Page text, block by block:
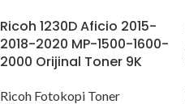
Ricoh 1230D Aficio 2015-
2018-2020 MP-1500-1600-
2000 Orijinal Toner 9K
Ricoh Fotokopi Toner